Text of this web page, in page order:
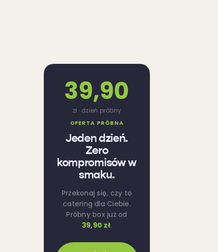
OFERTA PRÓBNA
Jeden dzień.
Zero
kompromisów w
smaku.
Przekonaj się, czy to
catering dla Ciebie.
Próbny box już od
39,90 zł.
39,90
zł · dzień próbny